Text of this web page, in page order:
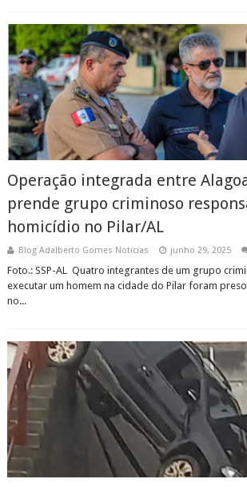
Operação integrada entre
prende grupo criminoso
homicídio no Pilar/AL
Blog Adalberto Gomes Noticias junho 29, 2025
Foto.: SSP-AL Quatro integrantes de um grupo
executar um homem na cidade do Pilar foram
no...